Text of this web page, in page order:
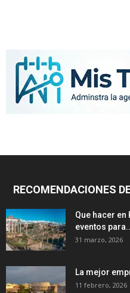
RECOMENDACIONES
Que hacer
eventos
31 marzo, 2026
La mejor
11 febrero, 2026